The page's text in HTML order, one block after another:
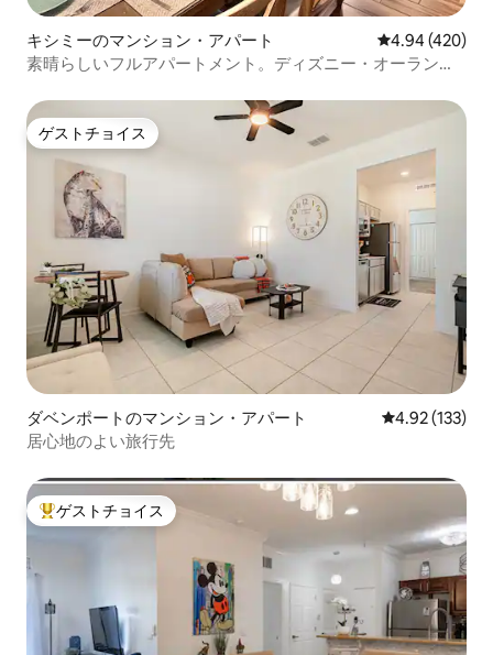
キシミーのマンション・アパート レビュー420
4.94 (420)
素晴らしいフルアパートメント。ディズニー・オーランド
ゲストチョイス
ゲストチョイス
ダベンポートのマンション・アパート レビュー133
4.92 (133)
居心地のよい旅行先
大好評のゲストチョイスです。
ゲストチョイス